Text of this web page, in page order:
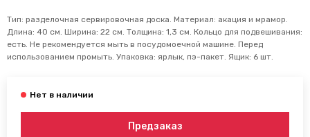
Тип: разделочная сервировочная доска. Материал: акация и мрамор.
Длина: 40 см. Ширина: 22 cм. Толщина: 1,3 см. Кольцо для подвешивания:
есть. Не рекомендуется мыть в посудомоечной машине. Перед
использованием промыть. Упаковка: ярлык, пэ-пакет. Ящик: 6 шт.
Предзаказ